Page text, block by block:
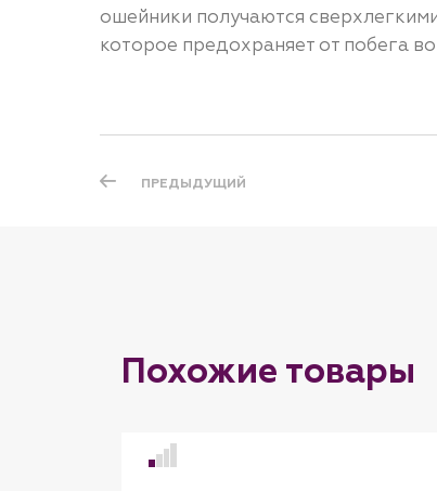
ошейники получаются
которое предохраняет от побега
ПРЕДЫДУЩИЙ
Похожие товары